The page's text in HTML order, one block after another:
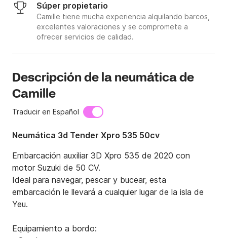
Súper propietario
Camille tiene mucha experiencia alquilando barcos,
excelentes valoraciones y se compromete a
ofrecer servicios de calidad.
Descripción de la neumática de
Camille
Traducir en Español
Neumática 3d Tender Xpro 535 50cv
Embarcación auxiliar 3D Xpro 535 de 2020 con
motor Suzuki de 50 CV.
Ideal para navegar, pescar y bucear, esta
embarcación le llevará a cualquier lugar de la isla de
Yeu.
Equipamiento a bordo: